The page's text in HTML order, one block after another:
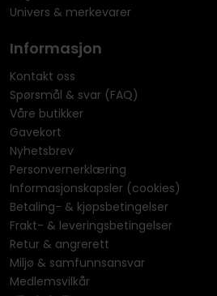
Univers & merkevarer
Informasjon
Kontakt oss
Spørsmål & svar (FAQ)
Våre butikker
Gavekort
Nyhetsbrev
Personvernerklæring
Informasjonskapsler (cookies)
Betaling- & kjøpsbetingelser
Frakt- & leveringsbetingelser
Retur & angrerett
Miljø & samfunnsansvar
Medlemsvilkår